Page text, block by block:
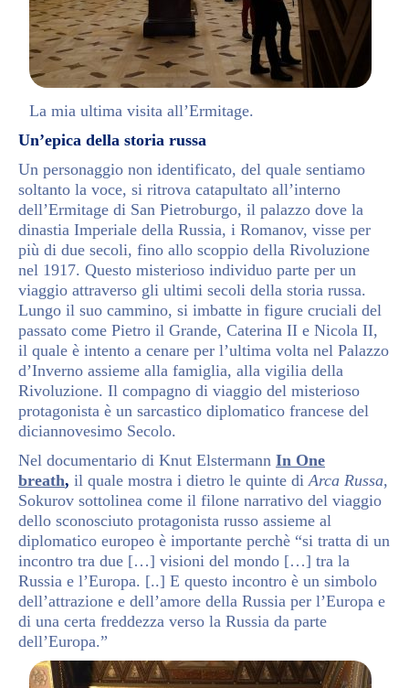
La mia ultima visita all’Ermitage.
Un’epica della storia russa
Un personaggio non identificato, del quale sentiamo
soltanto la voce, si ritrova catapultato all’interno
dell’Ermitage di San Pietroburgo, il palazzo dove la
dinastia Imperiale della Russia, i Romanov, visse per
più di due secoli, fino allo scoppio della Rivoluzione
nel 1917. Questo misterioso individuo parte per un
viaggio attraverso gli ultimi secoli della storia russa.
Lungo il suo cammino, si imbatte in figure cruciali del
passato come Pietro il Grande, Caterina II e Nicola II,
il quale è intento a cenare per l’ultima volta nel Palazzo
d’Inverno assieme alla famiglia, alla vigilia della
Rivoluzione. Il compagno di viaggio del misterioso
protagonista è un sarcastico diplomatico francese del
diciannovesimo Secolo.
Nel documentario di Knut Elstermann In One
breath, il quale mostra i dietro le quinte di Arca Russa,
Sokurov sottolinea come il filone narrativo del viaggio
dello sconosciuto protagonista russo assieme al
diplomatico europeo è importante perchè “si tratta di un
incontro tra due […] visioni del mondo […] tra la
Russia e l’Europa. [..] E questo incontro è un simbolo
dell’attrazione e dell’amore della Russia per l’Europa e
di una certa freddezza verso la Russia da parte
dell’Europa.”